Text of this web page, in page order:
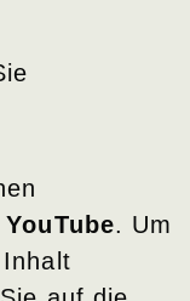
YouTube. Um